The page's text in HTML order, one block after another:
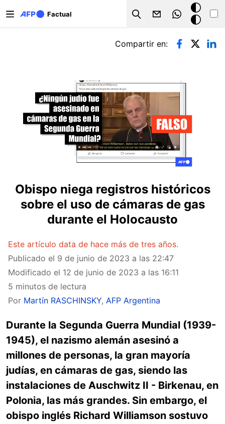
Factual
Search
Modo
oscuro
Solapas principales
Compartir en:
Obispo niega registros históricos
sobre el uso de cámaras de gas
durante el Holocausto
Este artículo data de hace más de tres años.
Publicado el 9 de junio de 2023 a las 22:47
Modificado el 12 de junio de 2023 a las 16:11
5 minutos de lectura
Por Martín RASCHINSKY, AFP Argentina
Durante la Segunda Guerra Mundial (1939-
1945), el nazismo alemán asesinó a
millones de personas, la gran mayoría
judías, en cámaras de gas, siendo las
instalaciones de Auschwitz II - Birkenau, en
Polonia, las más grandes. Sin embargo, el
obispo inglés Richard Williamson sostuvo